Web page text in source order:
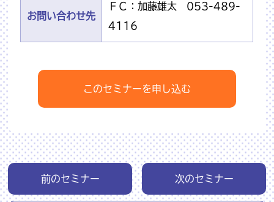
お問い合わせ先
ＦＣ：加藤雄太 053-489-
4116
このセミナーを申し込む
前のセミナー 次のセミナー